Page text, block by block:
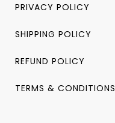
PRIVACY POLICY
SHIPPING POLICY
REFUND POLICY
TERMS & CONDITIONS